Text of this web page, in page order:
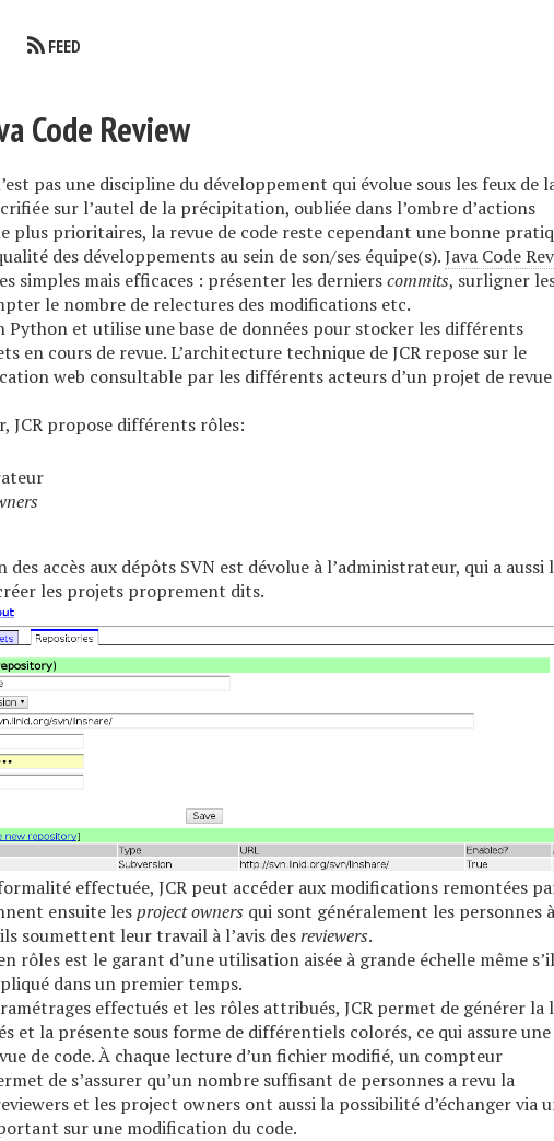
FEED
Code Review
pas une discipline du développement qui évolue sous les feux de
sur l’autel de la précipitation, oubliée dans l’ombre d’actions
plus prioritaires, la revue de code reste cependant une bonne
des développements au sein de son/ses équipe(s).Java Code
simples mais efficaces : présenter les dernierscommits, surligner
le nombre de relectures des modifications etc.
Python et utilise une base de données pour stocker les différents
en cours de revue. L’architecture technique de JCR repose sur le
web consultable par les différents acteurs d’un projet de
JCR propose différents rôles:
des accès aux dépôts SVN est dévolue à l’administrateur, qui a aussi
les projets proprement dits.
effectuée, JCR peut accéder aux modifications remontées
ensuite lesproject owners qui sont généralement les personnes à
soumettent leur travail à l’avis desreviewers.
rôles est le garant d’une utilisation aisée à grande échelle même s’il
dans un premier temps.
effectués et les rôles attribués, JCR permet de générer la
et la présente sous forme de différentiels colorés, ce qui assure une
de code. À chaque lecture d’un fichier modifié, un compteur
de s’assurer qu’un nombre suffisant de personnes a revu la
et les project owners ont aussi la possibilité d’échanger via
sur une modification du code.